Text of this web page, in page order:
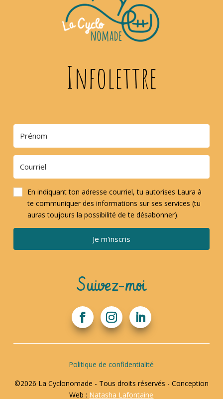
Infolettre
En indiquant ton adresse courriel, tu autorises Laura à
te communiquer des informations sur ses services (tu
auras toujours la possibilité de te désabonner).
Je m'inscris
Suivez-moi
Politique de confidentialité
©2026 La Cyclonomade - Tous droits réservés - Conception
Web : Natasha Lafontaine